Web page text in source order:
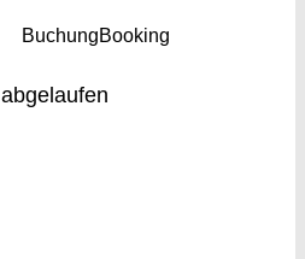
BuchungBooking
abgelaufen